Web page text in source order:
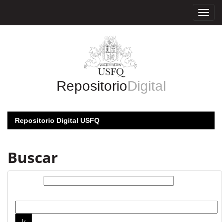
RepositorioDigital
Repositorio Digital USFQ
Buscar